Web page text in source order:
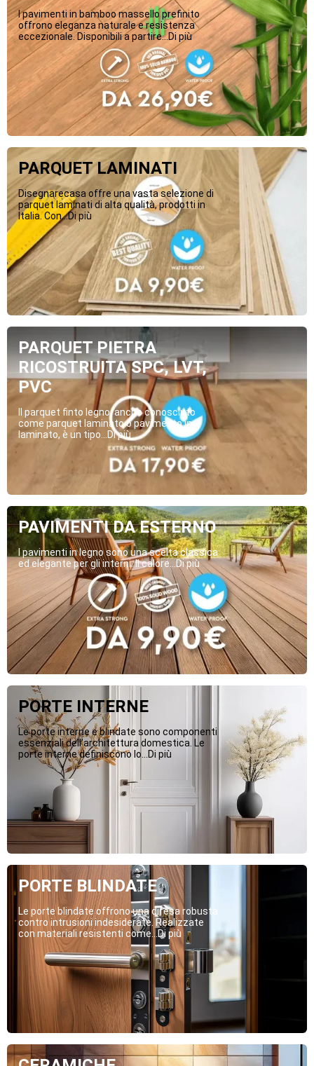
I pavimenti in bamboo massello prefinito
offrono eleganza naturale e resistenza
eccezionale. Disponibili a partire...Di più
PARQUET LAMINATI
Disegnarecasa offre una vasta selezione di
parquet laminati di alta qualità, prodotti in
Italia. Con...Di più
PARQUET PIETRA
RICOSTRUITA SPC, LVT,
PVC
Il parquet finto legno, anche conosciuto
come parquet laminato o pavimento in
laminato, è un tipo...Di più
PAVIMENTI DA ESTERNO
I pavimenti in legno sono una scelta classica
ed elegante per gli interni. Il calore...Di più
PORTE INTERNE
Le porte interne e blindate sono componenti
essenziali dell’architettura domestica. Le
porte interne definiscono lo...Di più
PORTE BLINDATE
Le porte blindate offrono una difesa robusta
contro intrusioni indesiderate. Realizzate
con materiali resistenti come...Di più